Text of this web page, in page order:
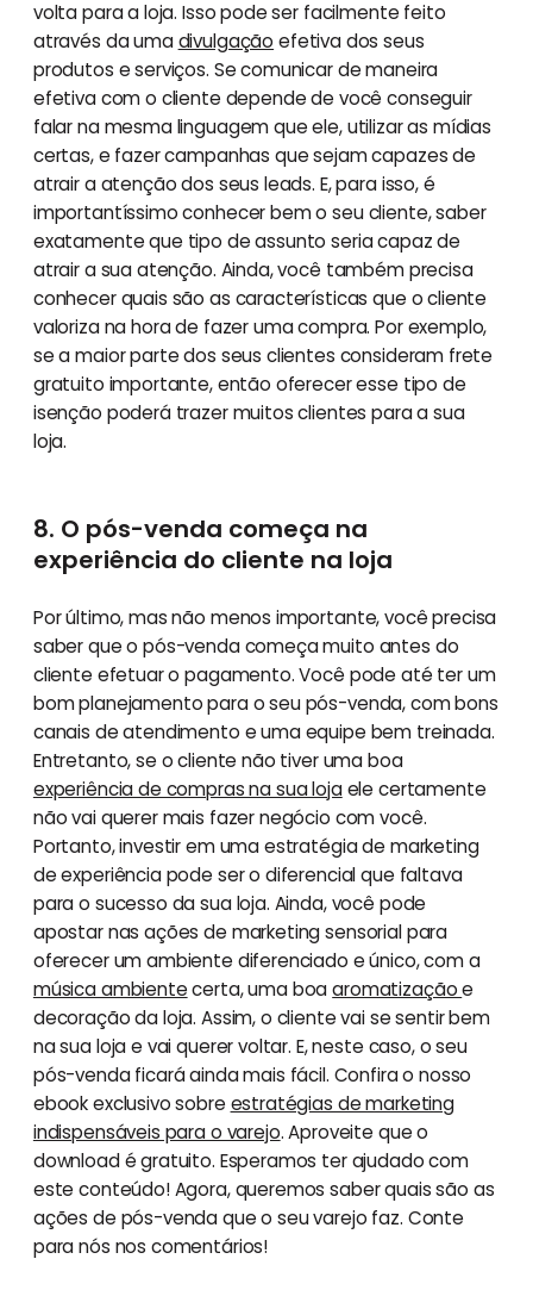
volta para a loja. Isso pode ser facilmente feito
através da umadivulgação efetiva dos seus
produtos e serviços. Se comunicar de maneira
efetiva com o cliente depende de você conseguir
falar na mesma linguagem que ele, utilizar as mídias
certas, e fazer campanhas que sejam capazes de
atrair a atenção dos seus leads. E, para isso, é
importantíssimo conhecer bem o seu cliente, saber
exatamente que tipo de assunto seria capaz de
atrair a sua atenção. Ainda, você também precisa
conhecer quais são as características que o cliente
valoriza na hora de fazer uma compra. Por exemplo,
se a maior parte dos seus clientes consideram frete
gratuito importante, então oferecer esse tipo de
isenção poderá trazer muitos clientes para a sua
loja.
8. O pós-venda começa na
experiência do cliente na loja
Por último, mas não menos importante, você precisa
saber que o pós-venda começa muito antes do
cliente efetuar o pagamento. Você pode até ter um
bom planejamento para o seu pós-venda, com bons
canais de atendimento e uma equipe bem treinada.
Entretanto, se o cliente não tiver uma boa
experiência de compras na sua lojaele certamente
não vai querer mais fazer negócio com você.
Portanto, investir em uma estratégia de marketing
de experiência pode ser o diferencial que faltava
para o sucesso da sua loja. Ainda, você pode
apostar nas ações de marketing sensorial para
oferecer um ambiente diferenciado e único, com a
música ambientecerta, uma boaaromatizaçãoe
decoração da loja. Assim, o cliente vai se sentir bem
na sua loja e vai querer voltar. E, neste caso, o seu
pós-venda ficará ainda mais fácil. Confira o nosso
ebook exclusivo sobre estratégias de marketing
indispensáveis para o varejo. Aproveite que o
download é gratuito. Esperamos ter ajudado com
este conteúdo! Agora, queremos saber quais são as
ações de pós-venda que o seu varejo faz. Conte
para nós nos comentários!